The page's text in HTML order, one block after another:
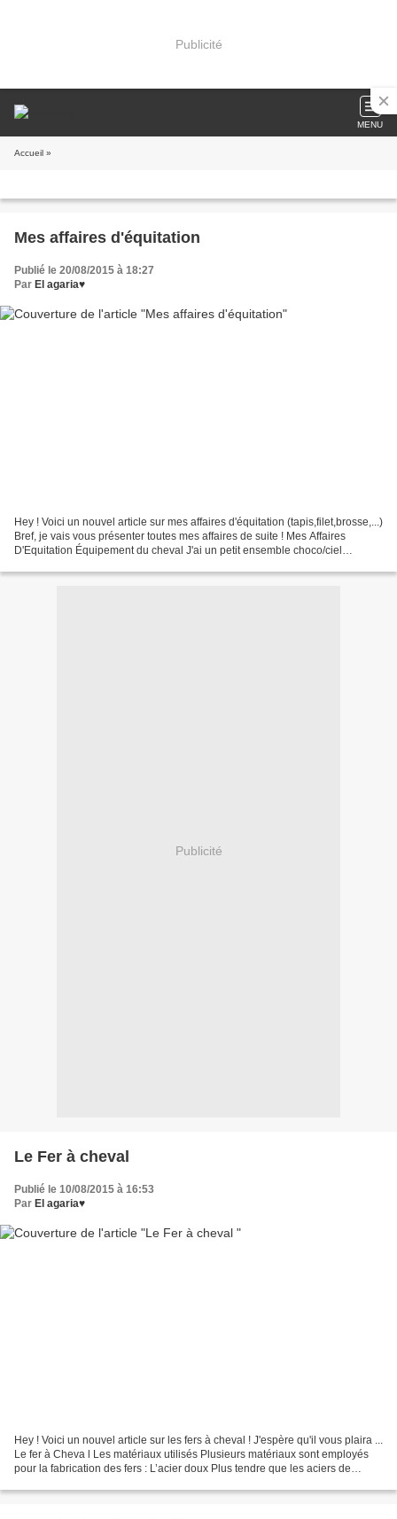
Publicité
MENU
Accueil »
Mes affaires d'équitation
Publié le 20/08/2015 à 18:27
Par El agaria♥
Hey ! Voici un nouvel article sur mes affaires d'équitation (tapis,filet,brosse,...)
Bref, je vais vous présenter toutes mes affaires de suite ! Mes Affaires
D'Equitation Équipement du cheval J'ai un petit ensemble choco/ciel
Publicité
Le Fer à cheval
Publié le 10/08/2015 à 16:53
Par El agaria♥
Hey ! Voici un nouvel article sur les fers à cheval ! J'espère qu'il vous plaira ...
Le fer à Cheva l Les matériaux utilisés Plusieurs matériaux sont employés
pour la fabrication des fers : L’acier doux Plus tendre que les aciers de